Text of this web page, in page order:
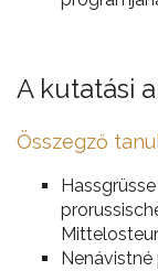
A kutatási
Összegző